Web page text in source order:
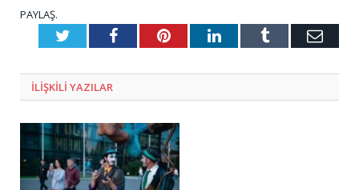
PAYLAŞ.
TwitterFacebookPinterestLinkedInTumblr E-
ILIŞKILI YAZILAR